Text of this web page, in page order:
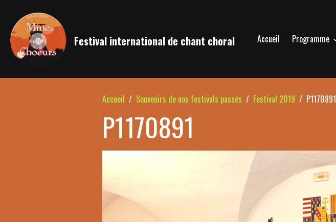
Festival international de chant choral Accueil Programme
Accueil Souvenirs de nos festivals passés Festival 2019 P1170891
P1170891